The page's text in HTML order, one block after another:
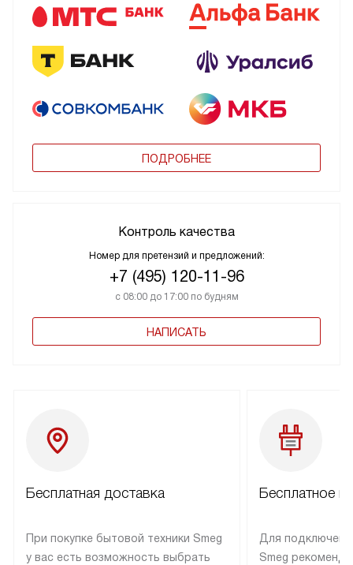
ПОДРОБНЕЕ
Контроль качества
Номер для претензий и предложений:
+7 (495) 120-11-96
с 08:00 до 17:00 по будням
НАПИСАТЬ
Бесплатная доставка
При покупке бытовой техники Smeg
у вас есть возможность выбрать
Бесплатное
Для
Smeg